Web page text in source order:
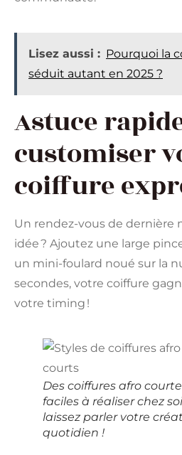
Lisez aussi : Pourquoi la
séduit autant en 2025 ?
Astuce
customiser
coiffure
Un rendez-vous de dernière
idée ? Ajoutez une large
un mini-foulard noué sur la
secondes, votre coiffure
votre timing !
Des coiffures afro
faciles à réaliser chez
laissez parler votre
quotidien !